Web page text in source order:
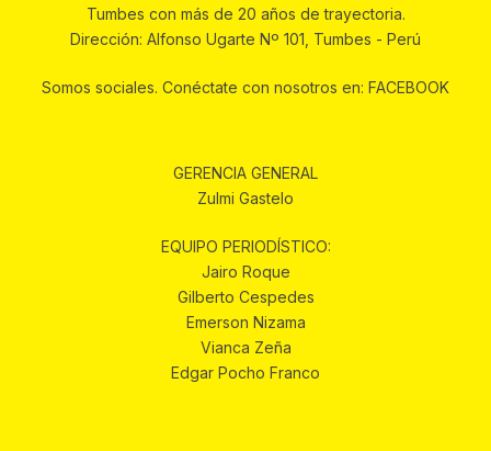
Tumbes con más de 20 años de trayectoria.
Dirección: Alfonso Ugarte Nº 101, Tumbes - Perú
Somos sociales. Conéctate con nosotros en: FACEBOOK
GERENCIA GENERAL
Zulmi Gastelo
EQUIPO PERIODÍSTICO:
Jairo Roque
Gilberto Cespedes
Emerson Nizama
Vianca Zeña
Edgar Pocho Franco